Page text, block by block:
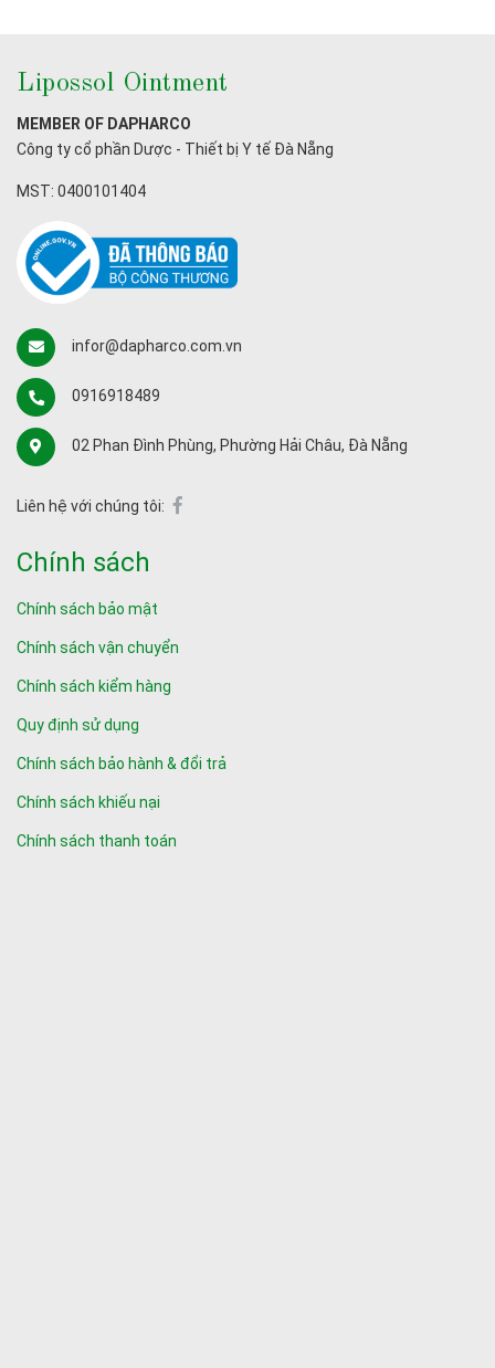
Lipossol Ointment
MEMBER OF DAPHARCO
Công ty cổ phần Dược - Thiết bị Y tế Đà Nẵng
MST: 0400101404
infor@dapharco.com.vn
0916918489
02 Phan Đình Phùng, Phường Hải Châu, Đà Nẵng
Liên hệ với chúng tôi:
Chính sách
Chính sách bảo mật
Chính sách vận chuyển
Chính sách kiểm hàng
Quy định sử dụng
Chính sách bảo hành & đổi trả
Chính sách khiếu nại
Chính sách thanh toán